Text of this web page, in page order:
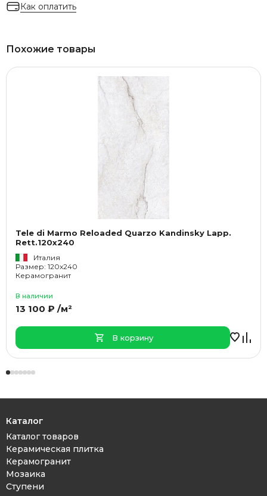
Как оплатить
Похожие товары
Tele di Marmo Reloaded Quarzo Kandinsky Lapp.
Rett.120x240
Италия
Размер: 120x240
Керамогранит
В наличии
13 100 ₽ /м²
В корзину
Каталог
Каталог товаров
Керамическая плитка
Керамогранит
Мозаика
Ступени